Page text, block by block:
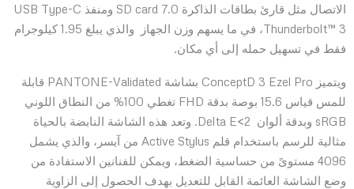
الاتصال مثل قارئ بطاقات الذاكرة SD card 7.0 ومنفذ USB Type-C
Thunderbolt™ 3، في ما يسهم وزن الجهاز والذي يبلغ 1.95 كيلوجرام
فقط في تسهيل حمله إلى أي مكان.
ويتميز ConceptD 3 Ezel Pro بشاشة PANTONE-Validated قابلة
للمس قياس 15.6 بوصة بدقة FHD تغطي 100% من النطاق اللوني
sRGB وبدقة ألوان Delta E<2. وتعد هذه الشاشة النابضة بالحياة
مثالية للرسم باستخدام قلم Active Stylus من آيسر، والذي يشمل
4096 مستوىً من حساسية الضغط، ويمكن للفنانين الاستفادة من
وضع الشاشة العائمة القابل للتعديل بهدف الحصول إلى الزاوية